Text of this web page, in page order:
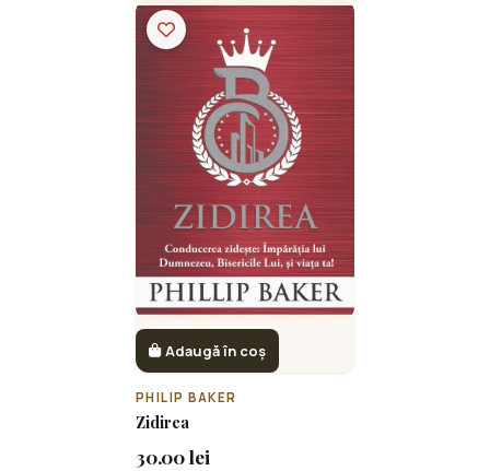
Adaugă în coș
PHILIP BAKER
Zidirea
30.00 lei